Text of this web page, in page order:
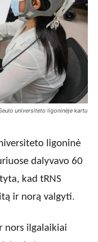
universiteto ligoninėje kartu
ligoninė
dalyvavo 60
kad tRNS
ir norą valgyti.
nors ilgalaikiai